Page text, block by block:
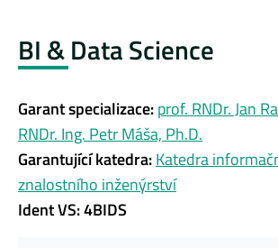
BI & Data Science
Garant specializace:prof. RNDr. Jan
RNDr. Ing. Petr Máša, Ph.D.
Garantující katedra:Katedra
znalostního inženýrství
Ident VS: 4BIDS